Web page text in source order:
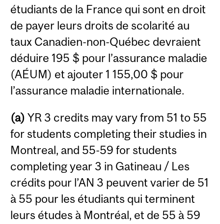
étudiants de la France qui sont en droit
de payer leurs droits de scolarité au
taux Canadien-non-Québec devraient
déduire 195 $ pour l’assurance maladie
(AÉUM) et ajouter 1 155,00 $ pour
l’assurance maladie internationale.
(a) YR 3 credits may vary from 51 to 55
for students completing their studies in
Montreal, and 55-59 for students
completing year 3 in Gatineau / Les
crédits pour l’AN 3 peuvent varier de 51
à 55 pour les étudiants qui terminent
leurs études à Montréal, et de 55 à 59